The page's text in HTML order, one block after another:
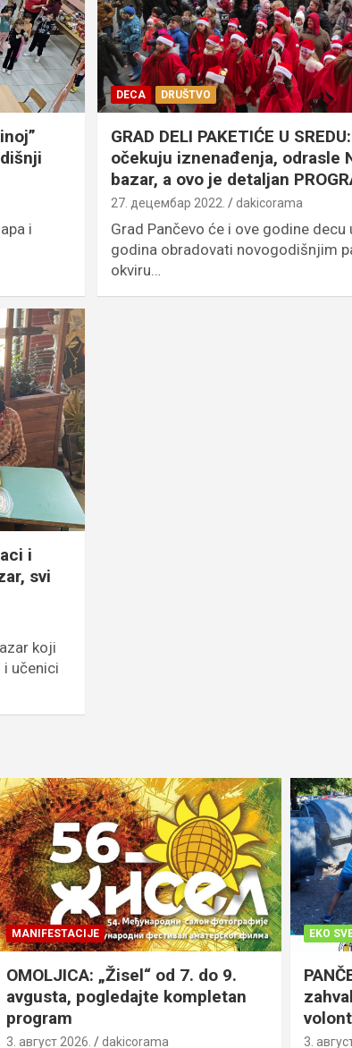
i
DECA DRUŠTVO
GRAD DELI PAKETIĆE U
očekuju iznenađenja, odrasle
bazar, a ovo je detaljan
27. децембар 2022. dakicorama
Grad Pančevo će i ove godine
godina obradovati novogodišnjim
okviru…
i
svi
koji
i učenici
MANIFESTACIJE
OMOLJICA: „Žisel“ od 7. do 9.
avgusta, pogledajte kompletan
program
3. август 2026. dakicorama
EKO
3.